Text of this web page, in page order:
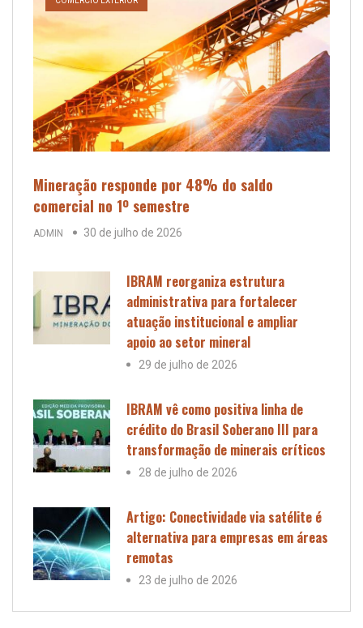
Mineração responde por 48% do saldo
comercial no 1º semestre
ADMIN 30 de julho de 2026
IBRAM reorganiza estrutura
administrativa para fortalecer
atuação institucional e ampliar
apoio ao setor mineral
29 de julho de 2026
IBRAM vê como positiva linha de
crédito do Brasil Soberano III para
transformação de minerais críticos
28 de julho de 2026
Artigo: Conectividade via satélite é
alternativa para empresas em áreas
remotas
23 de julho de 2026